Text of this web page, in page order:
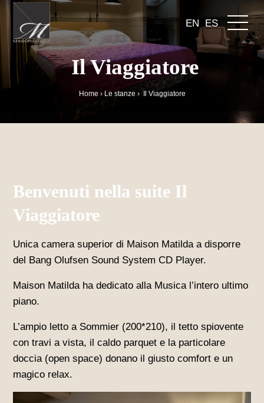
EN ES
Il Viaggiatore
Home› Le stanze › Il Viaggiatore
Benvenuti nella suite Il
Viaggiatore
Unica camera superior di Maison Matilda a disporre
del Bang Olufsen Sound System CD Player.
Maison Matilda ha dedicato alla Musica l’intero ultimo
piano.
L’ampio letto a Sommier (200*210), il tetto spiovente
con travi a vista, il caldo parquet e la particolare
doccia (open space) donano il giusto comfort e un
magico relax.